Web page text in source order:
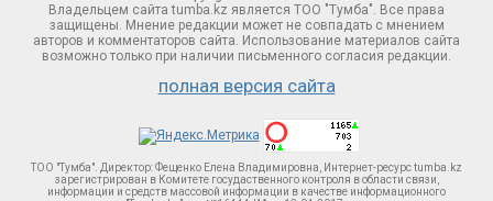
Владельцем сайта tumba.kz является ТОО "Тумба". Все права
защищены. Мнение редакции может не совпадать с мнением
авторов и комментаторов сайта. Использование материалов сайта
возможно только при наличии письменного согласия редакции.
полная версия сайта
ТОО "Тумба". Директор: Фещенко Елена Владимировна, Интернет-ресурс tumba.kz
зарегистрирован в Комитете госудаственного контроля в области связи,
информации и средств массовой информации в качестве информационного